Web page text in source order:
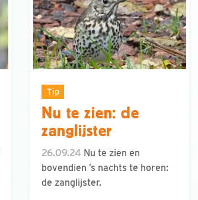
Tip
Nu te zien: de
zanglijster
26.09.24 Nu te zien en
bovendien ’s nachts te horen:
de zanglijster.